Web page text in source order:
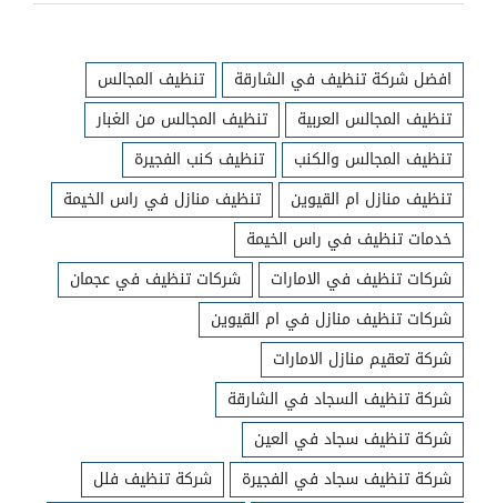
افضل شركة تنظيف في الشارقة
تنظيف المجالس
تنظيف المجالس العربية
تنظيف المجالس من الغبار
تنظيف المجالس والكنب
تنظيف كنب الفجيرة
تنظيف منازل ام القيوين
تنظيف منازل في راس الخيمة
خدمات تنظيف في راس الخيمة
شركات تنظيف في الامارات
شركات تنظيف في عجمان
شركات تنظيف منازل في ام القيوين
شركة تعقيم منازل الامارات
شركة تنظيف السجاد في الشارقة
شركة تنظيف سجاد في العين
شركة تنظيف سجاد في الفجيرة
شركة تنظيف فلل